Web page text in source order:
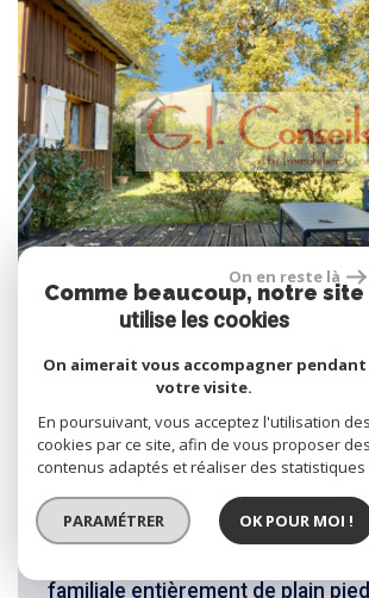
MAISON BETEY COTE BASSIN
Maison 200m² 9 Pièces -
ANDERNOS COTE BASSIN - Dans
environnement recherché,
du bétey, à vendre, une grande
familiale entièrement de plain
On en reste là
Comme beaucoup, notre site
utilise les cookies
On aimerait vous accompagner pendant
votre visite.
En poursuivant, vous acceptez l'utilisation des
cookies par ce site, afin de vous proposer des
contenus adaptés et réaliser des statistiques
PARAMÉTRER OK POUR MOI !